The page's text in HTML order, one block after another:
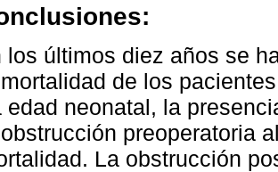
los últimos diez años se
de los
edad neonatal, la
preoperatoria
La obstrucción